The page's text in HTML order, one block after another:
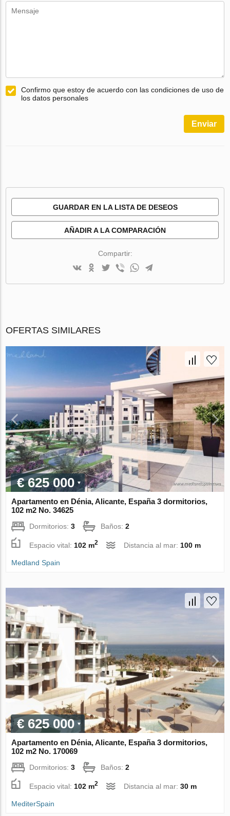
Confirmo que estoy de acuerdo con las condiciones de uso de
los datos personales
Enviar
GUARDAR EN LA LISTA DE DESEOS
AÑADIR A LA COMPARACIÓN
Compartir:
OFERTAS SIMILARES
€ 625 000
Apartamento en Dénia, Alicante, España 3 dormitorios,
102 m2 No. 34625
Dormitorios:3 Baños:2
Espacio vital: 102 m2 Distancia al mar: 100 m
Medland Spain
€ 625 000
Apartamento en Dénia, Alicante, España 3 dormitorios,
102 m2 No. 170069
Dormitorios:3 Baños:2
Espacio vital: 102 m2 Distancia al mar:30 m
MediterSpain